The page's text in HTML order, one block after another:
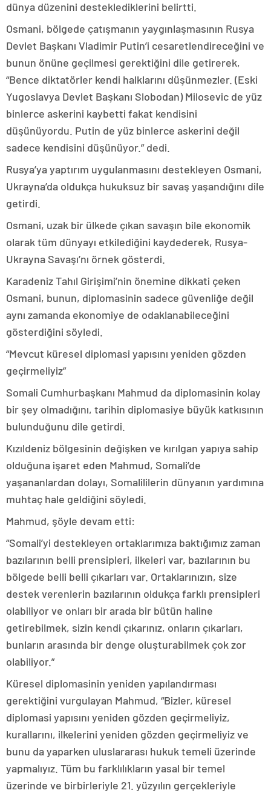
dünya düzenini desteklediklerini belirtti.
Osmani, bölgede çatışmanın yaygınlaşmasının Rusya
Devlet Başkanı Vladimir Putin’i cesaretlendireceğini ve
bunun önüne geçilmesi gerektiğini dile getirerek,
“Bence diktatörler kendi halklarını düşünmezler. (Eski
Yugoslavya Devlet Başkanı Slobodan) Milosevic de yüz
binlerce askerini kaybetti fakat kendisini
düşünüyordu. Putin de yüz binlerce askerini değil
sadece kendisini düşünüyor.” dedi.
Rusya’ya yaptırım uygulanmasını destekleyen Osmani,
Ukrayna’da oldukça hukuksuz bir savaş yaşandığını dile
getirdi.
Osmani, uzak bir ülkede çıkan savaşın bile ekonomik
olarak tüm dünyayı etkilediğini kaydederek, Rusya-
Ukrayna Savaşı’nı örnek gösterdi.
Karadeniz Tahıl Girişimi’nin önemine dikkati çeken
Osmani, bunun, diplomasinin sadece güvenliğe değil
aynı zamanda ekonomiye de odaklanabileceğini
gösterdiğini söyledi.
“Mevcut küresel diplomasi yapısını yeniden gözden
geçirmeliyiz”
Somali Cumhurbaşkanı Mahmud da diplomasinin kolay
bir şey olmadığını, tarihin diplomasiye büyük katkısının
bulunduğunu dile getirdi.
Kızıldeniz bölgesinin değişken ve kırılgan yapıya sahip
olduğuna işaret eden Mahmud, Somali’de
yaşananlardan dolayı, Somalililerin dünyanın yardımına
muhtaç hale geldiğini söyledi.
Mahmud, şöyle devam etti:
“Somali’yi destekleyen ortaklarımıza baktığımız zaman
bazılarının belli prensipleri, ilkeleri var, bazılarının bu
bölgede belli belli çıkarları var. Ortaklarınızın, size
destek verenlerin bazılarının oldukça farklı prensipleri
olabiliyor ve onları bir arada bir bütün haline
getirebilmek, sizin kendi çıkarınız, onların çıkarları,
bunların arasında bir denge oluşturabilmek çok zor
olabiliyor.”
Küresel diplomasinin yeniden yapılandırması
gerektiğini vurgulayan Mahmud, “Bizler, küresel
diplomasi yapısını yeniden gözden geçirmeliyiz,
kurallarını, ilkelerini yeniden gözden geçirmeliyiz ve
bunu da yaparken uluslararası hukuk temeli üzerinde
yapmalıyız. Tüm bu farklılıkların yasal bir temel
üzerinde ve birbirleriyle 21. yüzyılın gerçekleriyle